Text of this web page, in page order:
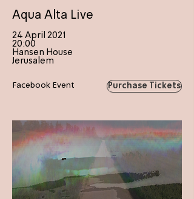
Aqua Alta Live
24 April 2021
20:00
Hansen House
Jerusalem
Facebook Event Purchase Tickets